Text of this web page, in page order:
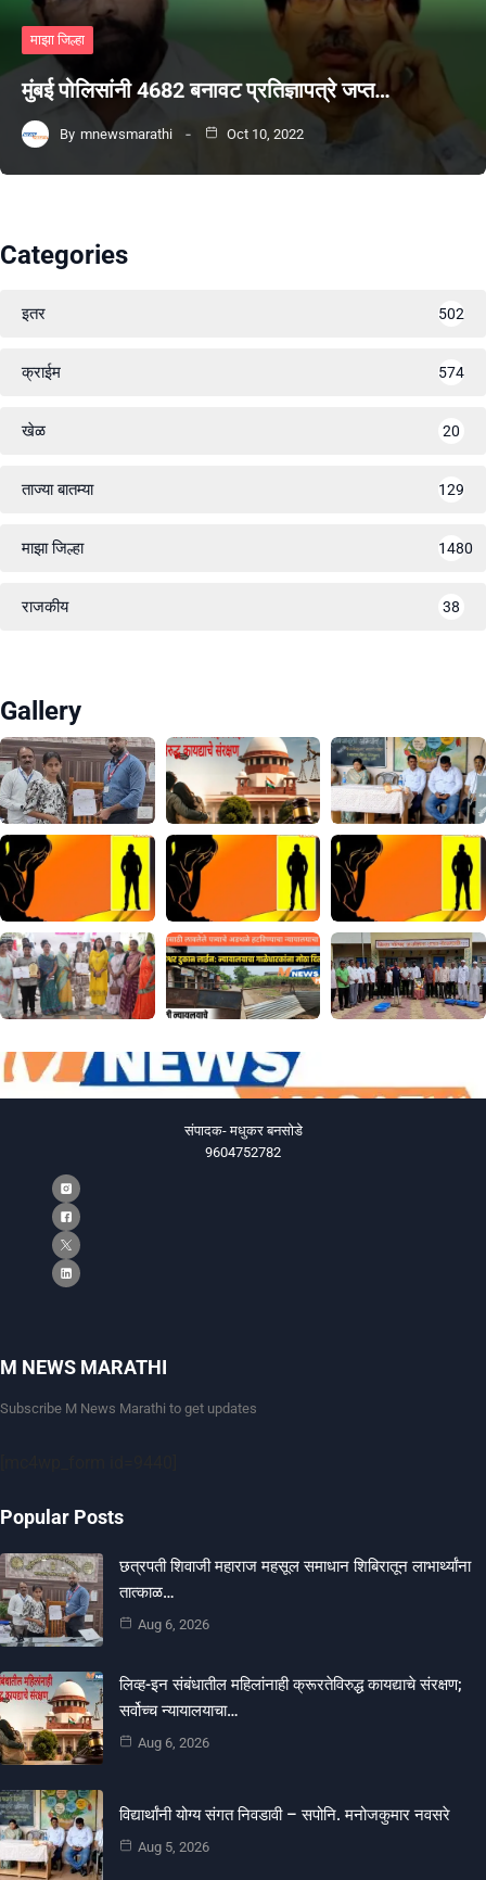
माझा जिल्हा
मुंबई पोलिसांनी 4682 बनावट प्रतिज्ञापत्रे जप्त…
By mnewsmarathi Oct 10, 2022
Categories
इतर 502
क्राईम 574
खेळ 20
ताज्या बातम्या 129
माझा जिल्हा 1480
राजकीय 38
Gallery
संपादक- मधुकर बनसोडे
9604752782
M NEWS MARATHI
Subscribe M News Marathi to get updates
Popular Posts
छत्रपती शिवाजी महाराज महसूल समाधान शिबिरातून लाभार्थ्यांना
तात्काळ…
Aug 6, 2026
लिव्ह-इन संबंधातील महिलांनाही क्रूरतेविरुद्ध कायद्याचे संरक्षण;
सर्वोच्च न्यायालयाचा…
Aug 6, 2026
विद्यार्थांनी योग्य संगत निवडावी – सपोनि. मनोजकुमार नवसरे
Aug 5, 2026